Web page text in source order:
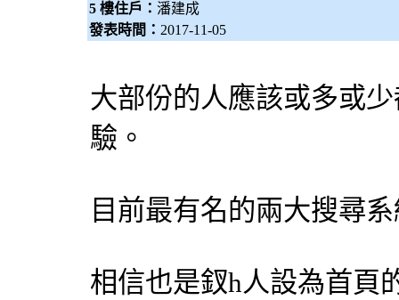
5 樓住戶： 潘建成
發表時間： 2017-11-05
大部份的人應該或多或
驗。
目前最有名的兩大搜尋
相信也是釵h人設為首頁